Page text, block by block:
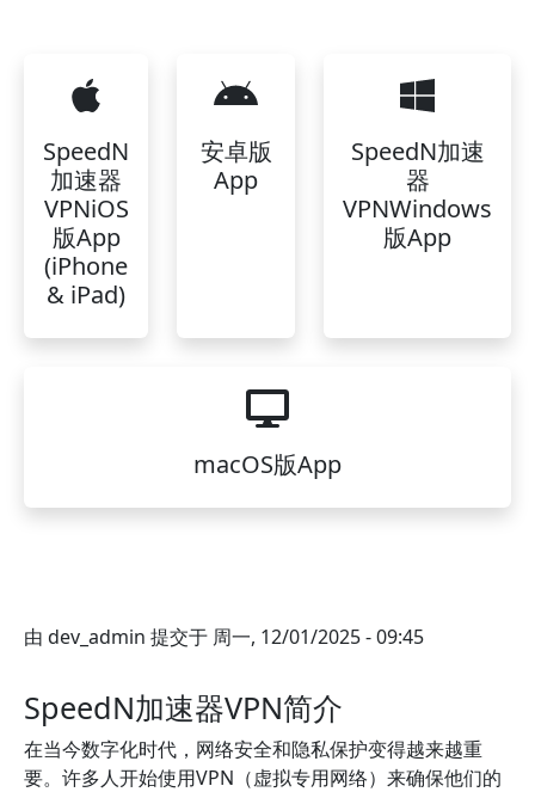
SpeedN
加速器
VPNiOS
版App
(iPhone
& iPad)
安卓版
App
SpeedN加速
器
VPNWindows
版App
macOS版App
由 dev_admin 提交于 周一, 12/01/2025 - 09:45
SpeedN加速器VPN简介
在当今数字化时代，网络安全和隐私保护变得越来越重
要。许多人开始使用VPN（虚拟专用网络）来确保他们的